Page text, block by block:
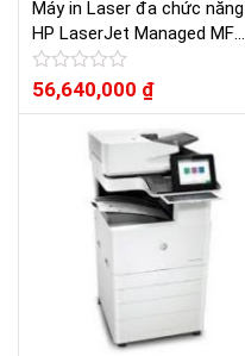
Máy in Laser đa chức năng
HP LaserJet Managed MFP
E72525dn
Được
xếp
56,640,000 ₫